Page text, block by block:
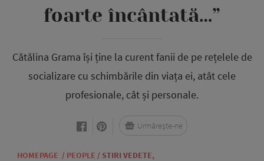
foarte încântată…”
Cătălina Grama își ține la curent fanii de pe rețelele de
socializare cu schimbările din viața ei, atât cele
profesionale, cât și personale.
HOMEPAGE / PEOPLE / STIRI VEDETE,
Urmărește-ne